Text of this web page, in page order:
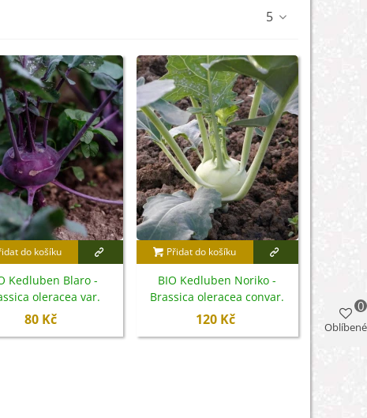
5
do košíku
Kedluben Blaro -
oleracea var.
- bio semena -
80 Kč
Přidat do košíku
BIO Kedluben Noriko -
Brassica oleracea convar.
gongylodes - bio semena -
120 Kč Oblíbené
0